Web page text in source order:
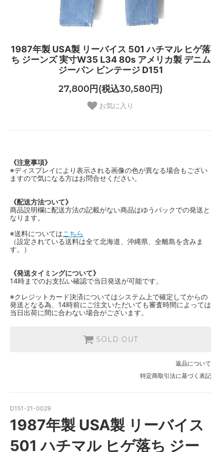
1987年製 USA製 リーバイス 501 ハチマル ヒゲ落
ち ジーンズ 実寸W35 L34 80s アメリカ製 デニム
ジーパン ビンテージ D151
27,800円(税込30,580円)
お気に入り
《注意事項》
※ディスプレイにより表示される画像の色が異なる場合もござい
ますので気になる方はお問合せください。
《配送方法ついて》
商品説明欄に配送方法の記載がない商品はゆうパックでの発送と
なります。
※送料についてはこちら
（設定されている送料は全て北海道、沖縄県、全離島を含みま
す。）
《発送タイミングについて》
14時までのお支払い確認で当日発送が可能です。
※クレジットカード決済についてはシステム上で確定してからの
発送となる為、14時前にご注文いただいても審査時間によっては
当日出荷に間に合わない場合がございます。
SOLD OUT
返品について
特定商取引法に基づく表記
D151-21-0029
1987年製 USA製 リーバイス
501 ハチマル ヒゲ落ち ジー